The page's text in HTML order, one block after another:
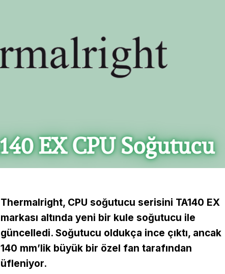
Thermalright, CPU soğutucu serisini TA140 EX
markası altında yeni bir kule soğutucu ile
güncelledi. Soğutucu oldukça ince çıktı, ancak
140 mm’lik büyük bir özel fan tarafından
üfleniyor.